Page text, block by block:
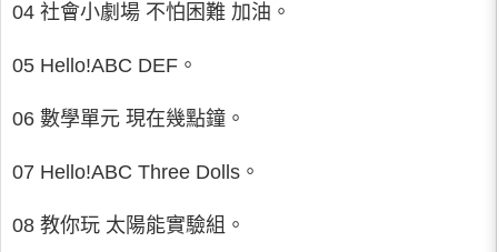
04 社會小劇場 不怕困難 加油。
05 Hello!ABC DEF。
06 數學單元 現在幾點鐘。
07 Hello!ABC Three Dolls。
08 教你玩 太陽能實驗組。